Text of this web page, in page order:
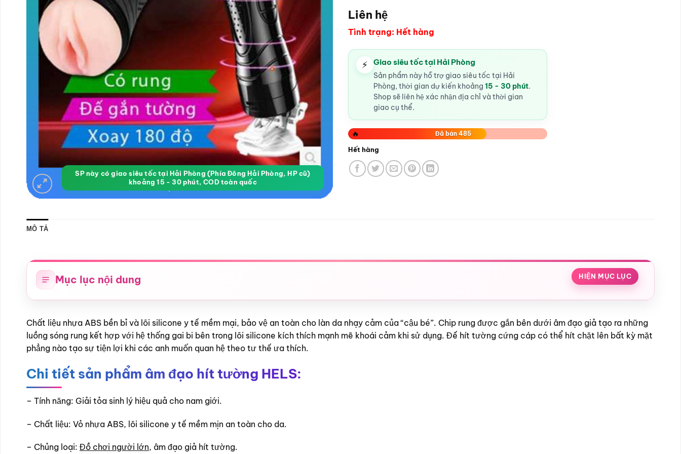
SP này có giao siêu tốc tại Hải Phòng (Phía Đông Hải Phòng, HP cũ)
khoảng 15 - 30 phút, COD toàn quốc
Liên hệ
Tình trạng: Hết hàng
⚡ Giao siêu tốc tại Hải Phòng
Sản phẩm này hỗ trợ giao siêu tốc tại Hải
Phòng, thời gian dự kiến khoảng 15 - 30 phút.
Shop sẽ liên hệ xác nhận địa chỉ và thời gian
giao cụ thể.
🔥 Đã bán 485
Hết hàng
MÔ TẢ
Mục lục nội dung HIỆN MỤC LỤC
Chất liệu nhựa ABS bền bỉ và lõi silicone y tế mềm mại, bảo vệ an toàn cho làn da nhạy cảm của “cậu bé”. Chip rung được gắn bên dưới âm đạo giả tạo ra những
luồng sóng rung kết hợp với hệ thống gai bi bên trong lõi silicone kích thích mạnh mẽ khoái cảm khi sử dụng. Đế hít tường cứng cáp có thể hít chặt lên bất kỳ mặt
phẳng nào tạo sự tiện lợi khi các anh muốn quan hệ theo tư thế ưa thích.
Chi tiết sản phẩm âm đạo hít tường HELS:
– Tính năng: Giải tỏa sinh lý hiệu quả cho nam giới.
– Chất liệu: Vỏ nhựa ABS, lõi silicone y tế mềm mịn an toàn cho da.
– Chủng loại: Đồ chơi người lớn, âm đạo giả hít tường.